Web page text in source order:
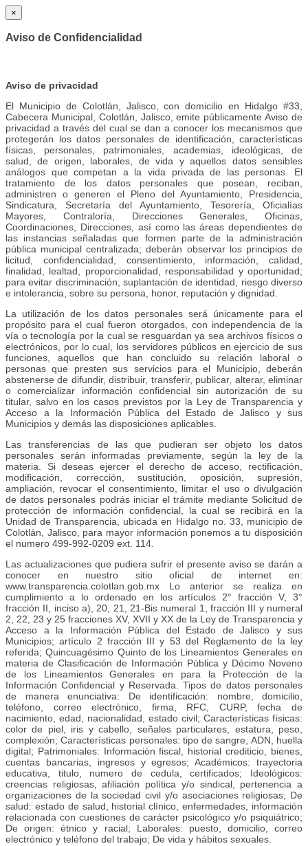
×
Aviso de Confidencialidad
Aviso de privacidad
El Municipio de Colotlán, Jalisco, con domicilio en Hidalgo #33,
Cabecera Municipal, Colotlán, Jalisco, emite públicamente Aviso de
privacidad a través del cual se dan a conocer los mecanismos que
protegerán los datos personales de identificación, características
físicas, personales, patrimoniales, academias, ideológicas, de
salud, de origen, laborales, de vida y aquellos datos sensibles
análogos que competan a la vida privada de las personas. El
tratamiento de los datos personales que posean, reciban,
administren o generen el Pleno del Ayuntamiento, Presidencia,
Sindicatura, Secretaría del Ayuntamiento, Tesorería, Oficialías
Mayores, Contraloría, Direcciones Generales, Oficinas,
Coordinaciones, Direcciones, así como las áreas dependientes de
las instancias señaladas que formen parte de la administración
pública municipal centralizada; deberán observar los principios de
licitud, confidencialidad, consentimiento, información, calidad,
finalidad, lealtad, proporcionalidad, responsabilidad y oportunidad;
para evitar discriminación, suplantación de identidad, riesgo diverso
e intolerancia, sobre su persona, honor, reputación y dignidad.
La utilización de los datos personales será únicamente para el
propósito para el cual fueron otorgados, con independencia de la
vía o tecnología por la cual se resguardan ya sea archivos físicos o
electrónicos, por lo cual, los servidores públicos en ejercicio de sus
funciones, aquellos que han concluido su relación laboral o
personas que presten sus servicios para el Municipio, deberán
abstenerse de difundir, distribuir, transferir, publicar, alterar, eliminar
o comercializar información confidencial sin autorización de su
titular, salvo en los casos previstos por la Ley de Transparencia y
Acceso a la Información Pública del Estado de Jalisco y sus
Municipios y demás las disposiciones aplicables.
Las transferencias de las que pudieran ser objeto los datos
personales serán informadas previamente, según la ley de la
materia. Si deseas ejercer el derecho de acceso, rectificación,
modificación, corrección, sustitución, oposición, supresión,
ampliación, revocar el consentimiento, limitar el uso o divulgación
de datos personales podrás iniciar el trámite mediante Solicitud de
protección de información confidencial, la cual se recibirá en la
Unidad de Transparencia, ubicada en Hidalgo no. 33, municipio de
Colotlán, Jalisco, para mayor información ponemos a tu disposición
el numero 499-992-0209 ext. 114.
Las actualizaciones que pudiera sufrir el presente aviso se darán a
conocer en nuestro sitio oficial de internet en:
www.transparencia.colotlan.gob.mx Lo anterior se realiza en
cumplimiento a lo ordenado en los artículos 2° fracción V, 3°
fracción II, inciso a), 20, 21, 21-Bis numeral 1, fracción III y numeral
2, 22, 23 y 25 fracciones XV, XVII y XX de la Ley de Transparencia y
Acceso a la Información Pública del Estado de Jalisco y sus
Municipios; artículo 2 fracción III y 53 del Reglamento de la ley
referida; Quincuagésimo Quinto de los Lineamientos Generales en
materia de Clasificación de Información Pública y Décimo Noveno
de los Lineamientos Generales en para la Protección de la
Información Confidencial y Reservada. Tipos de datos personales
de manera enunciativa: De identificación: nombre, domicilio,
teléfono, correo electrónico, firma, RFC, CURP, fecha de
nacimiento, edad, nacionalidad, estado civil; Características físicas:
color de piel, iris y cabello, señales particulares, estatura, peso,
complexión; Características personales: tipo de sangre, ADN, huella
digital; Patrimoniales: Información fiscal, historial crediticio, bienes,
cuentas bancarias, ingresos y egresos; Académicos: trayectoria
educativa, titulo, numero de cedula, certificados; Ideológicos:
creencias religiosas, afiliación política y/o sindical, pertenencia a
organizaciones de la sociedad civil y/o asociaciones religiosas; De
salud: estado de salud, historial clínico, enfermedades, información
relacionada con cuestiones de carácter psicológico y/o psiquiátrico;
De origen: étnico y racial; Laborales: puesto, domicilio, correo
electrónico y teléfono del trabajo; De vida y hábitos sexuales.